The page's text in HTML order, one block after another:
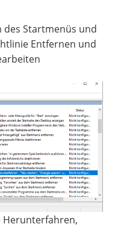
des Startmenüs und
Entfernen und
Herunterfahren,